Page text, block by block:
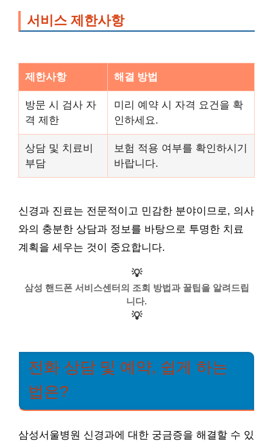
서비스 제한사항
제한사항 해결 방법
방문 시 검사 자
격 제한
미리 예약 시 자격 요건을 확
인하세요.
상담 및 치료비
부담
보험 적용 여부를 확인하시기
바랍니다.
신경과 진료는 전문적이고 민감한 분야이므로, 의사
와의 충분한 상담과 정보를 바탕으로 투명한 치료
계획을 세우는 것이 중요합니다.
💡
삼성 핸드폰 서비스센터의 조회 방법과 꿀팁을 알려드립
니다.
💡
전화 상담 및 예약, 쉽게 하는
법은?
삼성서울병원 신경과에 대한 궁금증을 해결할 수 있